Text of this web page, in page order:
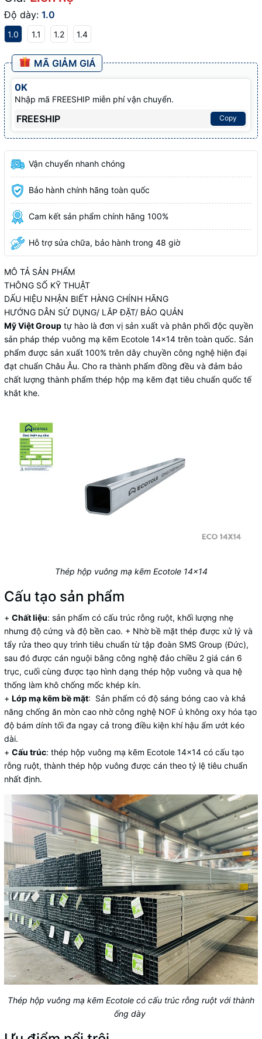
Độ dày: 1.0
1.0 1.1 1.2 1.4
MÃ GIẢM GIÁ
0K
Nhập mã FREESHIP miễn phí vận chuyển.
FREESHIP Copy
Vận chuyển nhanh chóng
Bảo hành chính hãng toàn quốc
Cam kết sản phẩm chính hãng 100%
Hỗ trợ sửa chữa, bảo hành trong 48 giờ
MÔ TẢ SẢN PHẨM
THÔNG SỐ KỸ THUẬT
DẤU HIỆU NHẬN BIẾT HÀNG CHÍNH HÃNG
HƯỚNG DẪN SỬ DỤNG/ LẮP ĐẶT/ BẢO QUẢN
Mỹ Việt Group tự hào là đơn vị sản xuất và phân phối độc quyền
sản pháp thép vuông mạ kẽm Ecotole 14x14 trên toàn quốc. Sản
phẩm được sản xuất 100% trên dây chuyền công nghệ hiện đại
đạt chuẩn Châu Âu. Cho ra thành phẩm đồng đều và đảm bảo
chất lượng thành phẩm thép hộp mạ kẽm đạt tiêu chuẩn quốc tế
khắt khe.
Thép hộp vuông mạ kẽm Ecotole 14x14
Cấu tạo sản phẩm
+ Chất liệu: sản phẩm có cấu trúc rỗng ruột, khối lượng nhẹ
nhưng độ cứng và độ bền cao. + Nhờ bề mặt thép được xử lý và
tẩy rửa theo quy trình tiêu chuẩn từ tập đoàn SMS Group (Đức),
sau đó được cán nguội bằng công nghệ đảo chiều 2 giá cán 6
trục, cuối cùng được tạo hình dạng thép hộp vuông và qua hệ
thống làm khô chống mốc khép kín.
+ Lớp mạ kẽm bề mặt: Sản phẩm có độ sáng bóng cao và khả
năng chống ăn mòn cao nhờ công nghệ NOF ủ không oxy hóa tạo
độ bám dính tối đa ngay cả trong điều kiện khí hậu ẩm ướt kéo
dài.
+ Cấu trúc: thép hộp vuông mạ kẽm Ecotole 14x14 có cấu tạo
rỗng ruột, thành thép hộp vuông được cán theo tỷ lệ tiêu chuẩn
nhất định.
Thép hộp vuông mạ kẽm Ecotole có cấu trúc rỗng ruột với thành
ống dày